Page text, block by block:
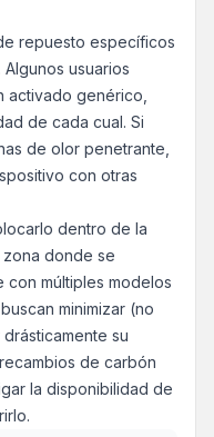
repuesto específicos
usuarios
activado genérico,
de cada cual. Si
de olor penetrante,
con otras
dentro de la
donde se
con múltiples modelos
minimizar (no
su
de carbón
la disponibilidad de